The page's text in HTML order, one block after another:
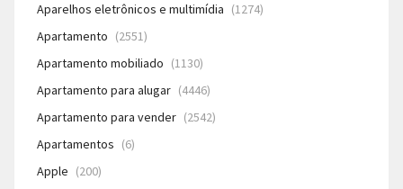
Aparelhos eletrônicos e multimídia (1274)
Apartamento (2551)
Apartamento mobiliado (1130)
Apartamento para alugar (4446)
Apartamento para vender (2542)
Apartamentos (6)
Apple (200)